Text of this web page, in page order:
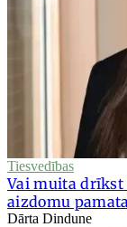
Tiesvedības
Vai muita drīkst
aizdomu
Dārta Dindune